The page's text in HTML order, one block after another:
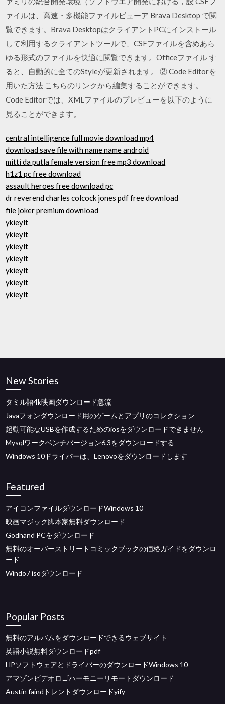
ァイルは、高速・多機能ファイルビューア Brava Desktop で閲
覧できます。Brava DesktopはクライアントPCにインストール
して利用するクライアントツールで、CSFファイルを含めあら
ゆる形式のファイルを快適に閲覧できます。Officeファイル す
ると、自動的に全てのStyleが更新されます。 ② Code Editorを
用いた方法 こちらのリンクから編集することができます。
Code Editorでは、XMLファイルのプレビューを以下のように
見ることができます。
central intelligence full movie download mp4
download save file with name name android
mitti da putla female version free mp3 download
h1z1 pc free download
assault heroes free download pc
dr reverend charles colcock jones pdf free download
file joker premium download
ykieylt
ykieylt
ykieylt
ykieylt
ykieylt
ykieylt
ykieylt
New Stories
タミル語4k映画ダウンロード急流
Javaフォンダウンロード用のゲームとアプリのコレクション
起動可能なUSBを作成するためのiosをダウンロードできません
Mysqlワークベンチバージョン6.3をダウンロードする
Windows 10ドライバーは、Lenovoをダウンロードします
Featured
アイコンファイルダウンロードWindows 10
映画マジック脚本家無料ダウンロード
Godhand PCをダウンロード
無料のオーバーストリートコミックブックの価格ガイドをダウンロ
ード
Windo7 isoダウンロード
Popular Posts
無料のアルバムをダウンロードできるウェブサイト
英語小説無料ダウンロードpdf
HPソフトウェアとドライバーのダウンロードWindows 10
アマゾンビデオロゴハーモニーリモートダウンロード
Austin faindトレントダウンロードyify